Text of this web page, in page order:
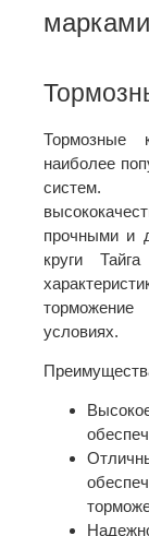
марками
Тормозные
наиболее
систем.
прочными и
круги
условиях.